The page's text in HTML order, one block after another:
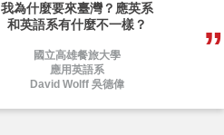
我為什麼要來臺灣？應英系
和英語系有什麼不一樣？
國立高雄餐旅大學
應用英語系
David Wolff 吳德偉